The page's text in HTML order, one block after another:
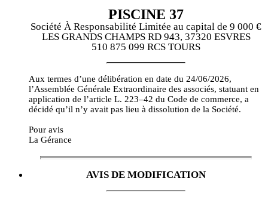
PISCINE 37
Société À Responsabilité Limitée au capital de 9 000 €
LES GRANDS CHAMPS RD 943, 37320 ESVRES
510 875 099 RCS TOURS
Aux termes d’une délibération en date du 24/06/2026,
l’Assemblée Générale Extraordinaire des associés, statuant en
application de l’article L. 223–42 du Code de commerce, a
décidé qu’il n’y avait pas lieu à dissolution de la Société.
Pour avis
La Gérance
AVIS DE MODIFICATION